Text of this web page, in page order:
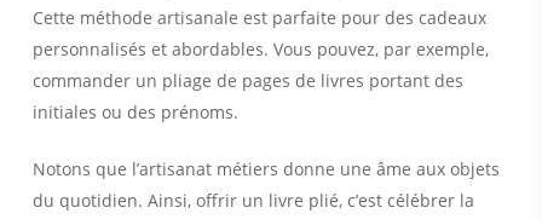
Cette méthode artisanale est parfaite pour des cadeaux
personnalisés et abordables. Vous pouvez, par exemple,
commander un pliage de pages de livres portant des
initiales ou des prénoms.
Notons que l’artisanat métiers donne une âme aux objets
du quotidien. Ainsi, offrir un livre plié, c’est célébrer la